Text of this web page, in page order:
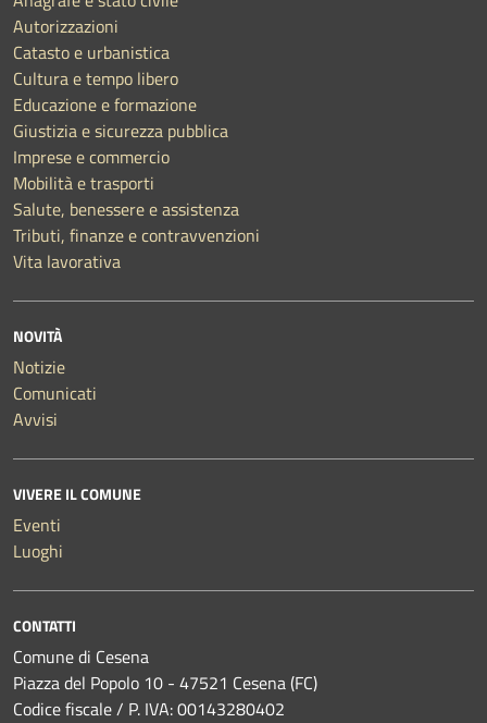
Autorizzazioni
Catasto e urbanistica
Cultura e tempo libero
Educazione e formazione
Giustizia e sicurezza pubblica
Imprese e commercio
Mobilità e trasporti
Salute, benessere e assistenza
Tributi, finanze e contravvenzioni
Vita lavorativa
NOVITÀ
Notizie
Comunicati
Avvisi
VIVERE IL COMUNE
Eventi
Luoghi
CONTATTI
Comune di Cesena
Piazza del Popolo 10 - 47521 Cesena (FC)
Codice fiscale / P. IVA: 00143280402